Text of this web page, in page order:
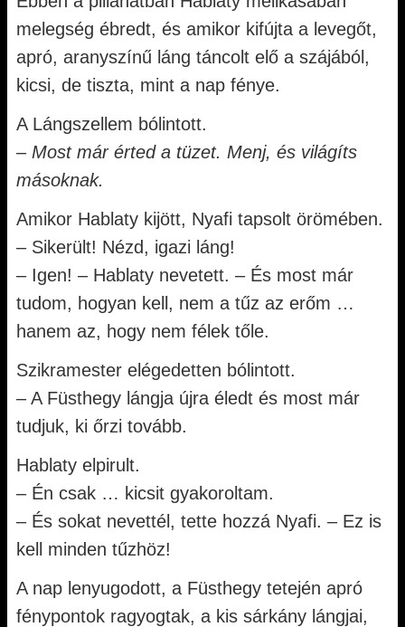
melegség ébredt, és amikor kifújta a levegőt,
apró, aranyszínű láng táncolt elő a szájából,
kicsi, de tiszta, mint a nap fénye.
A Lángszellem bólintott.
– Most már érted a tüzet. Menj, és világíts
másoknak.
Amikor Hablaty kijött, Nyafi tapsolt örömében.
– Sikerült! Nézd, igazi láng!
– Igen! – Hablaty nevetett. – És most már
tudom, hogyan kell, nem a tűz az erőm …
hanem az, hogy nem félek tőle.
Szikramester elégedetten bólintott.
– A Füsthegy lángja újra éledt és most már
tudjuk, ki őrzi tovább.
Hablaty elpirult.
– Én csak … kicsit gyakoroltam.
– És sokat nevettél, tette hozzá Nyafi. – Ez is
kell minden tűzhöz!
A nap lenyugodott, a Füsthegy tetején apró
fénypontok ragyogtak, a kis sárkány lángjai,